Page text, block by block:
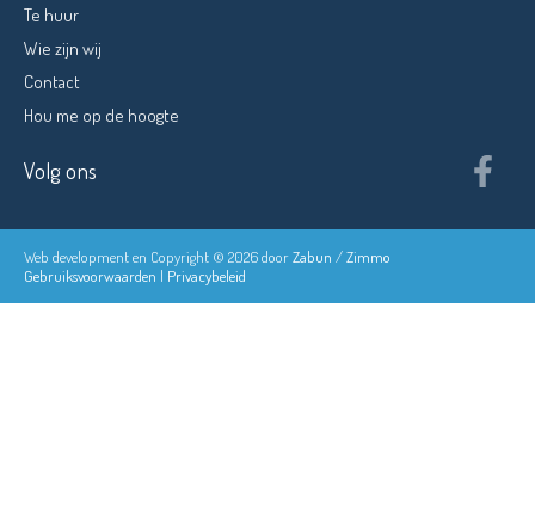
Te huur
Wie zijn wij
Contact
Hou me op de hoogte
Volg ons
Web development en Copyright © 2026 doorZabun /Zimmo
Gebruiksvoorwaarden | Privacybeleid